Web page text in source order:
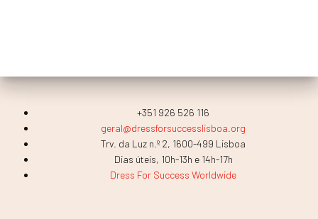
+351 926 526 116
geral@dressforsuccesslisboa.org
Trv. da Luz n.º 2, 1600-499 Lisboa
Dias úteis, 10h-13h e 14h-17h
Dress For Success Worldwide